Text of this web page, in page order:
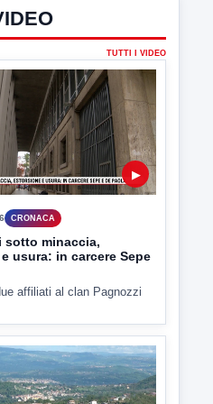
TUTTI I VIDEO
CRONACA
sotto minaccia,
usura: in carcere Sepe